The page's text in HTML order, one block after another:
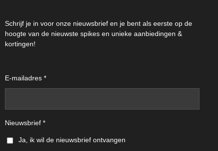
Schrijf je in voor onze nieuwsbrief en je bent als eerste op de
hoogte van de nieuwste spikes en unieke aanbiedingen &
kortingen!
E-mailadres *
Nieuwsbrief *
Ja, ik wil de nieuwsbrief ontvangen